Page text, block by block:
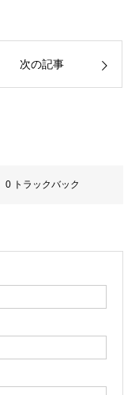
次の記事
0 トラックバック